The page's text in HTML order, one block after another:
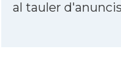
al tauler